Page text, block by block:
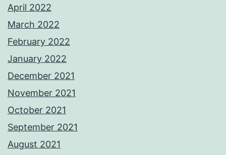
April 2022
March 2022
February 2022
January 2022
December 2021
November 2021
October 2021
September 2021
August 2021